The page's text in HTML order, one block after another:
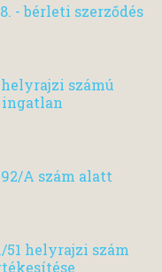
- bérleti szerződés
számú
ingatlan
A szám alatt
51 helyrajzi szám